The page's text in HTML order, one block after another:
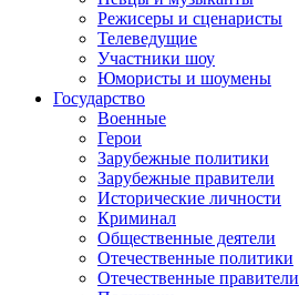
Режисеры и сценаристы
Телеведущие
Участники шоу
Юмористы и шоумены
Государство
Военные
Герои
Зарубежные политики
Зарубежные правители
Исторические личности
Криминал
Общественные деятели
Отечественные политики
Отечественные правители